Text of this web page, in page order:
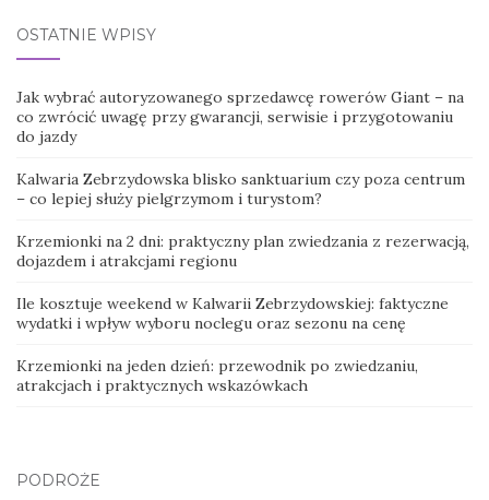
OSTATNIE WPISY
Jak wybrać autoryzowanego sprzedawcę rowerów Giant – na
co zwrócić uwagę przy gwarancji, serwisie i przygotowaniu
do jazdy
Kalwaria Zebrzydowska blisko sanktuarium czy poza centrum
– co lepiej służy pielgrzymom i turystom?
Krzemionki na 2 dni: praktyczny plan zwiedzania z rezerwacją,
dojazdem i atrakcjami regionu
Ile kosztuje weekend w Kalwarii Zebrzydowskiej: faktyczne
wydatki i wpływ wyboru noclegu oraz sezonu na cenę
Krzemionki na jeden dzień: przewodnik po zwiedzaniu,
atrakcjach i praktycznych wskazówkach
PODRÓŻE